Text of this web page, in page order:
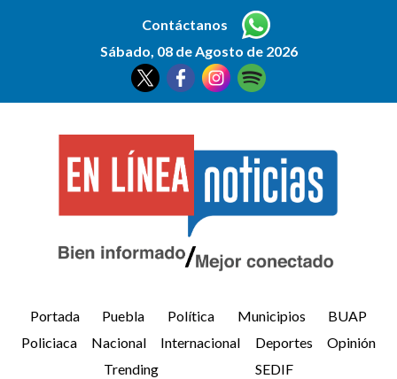
Contáctanos
Sábado, 08 de Agosto de 2026
Portada Puebla Política Municipios
BUAP
Policiaca
Nacional Internacional Deportes
Opinión
Trending
SEDIF